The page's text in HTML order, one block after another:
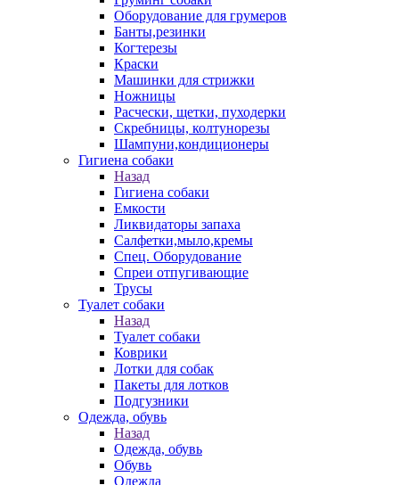
Оборудование для грумеров
Банты,резинки
Когтерезы
Краски
Машинки для стрижки
Ножницы
Расчески, щетки, пуходерки
Скребницы, колтунорезы
Шампуни,кондиционеры
Гигиена собаки
Назад
Гигиена собаки
Емкости
Ликвидаторы запаха
Салфетки,мыло,кремы
Спец. Оборудование
Спреи отпугивающие
Трусы
Туалет собаки
Назад
Туалет собаки
Коврики
Лотки для собак
Пакеты для лотков
Подгузники
Одежда, обувь
Назад
Одежда, обувь
Обувь
Одежда